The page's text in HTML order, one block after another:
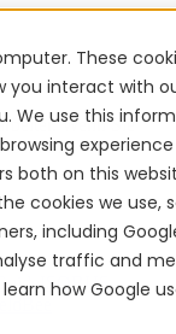
These
you interact with
We use this
both on this
cookies we use,
including
traffic and
how Google
Wenn Sie
Ukraine.
ISOBUS